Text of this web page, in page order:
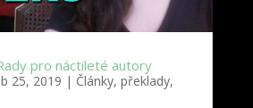
pro náctileté autory
25, 2019 | Články, překlady,